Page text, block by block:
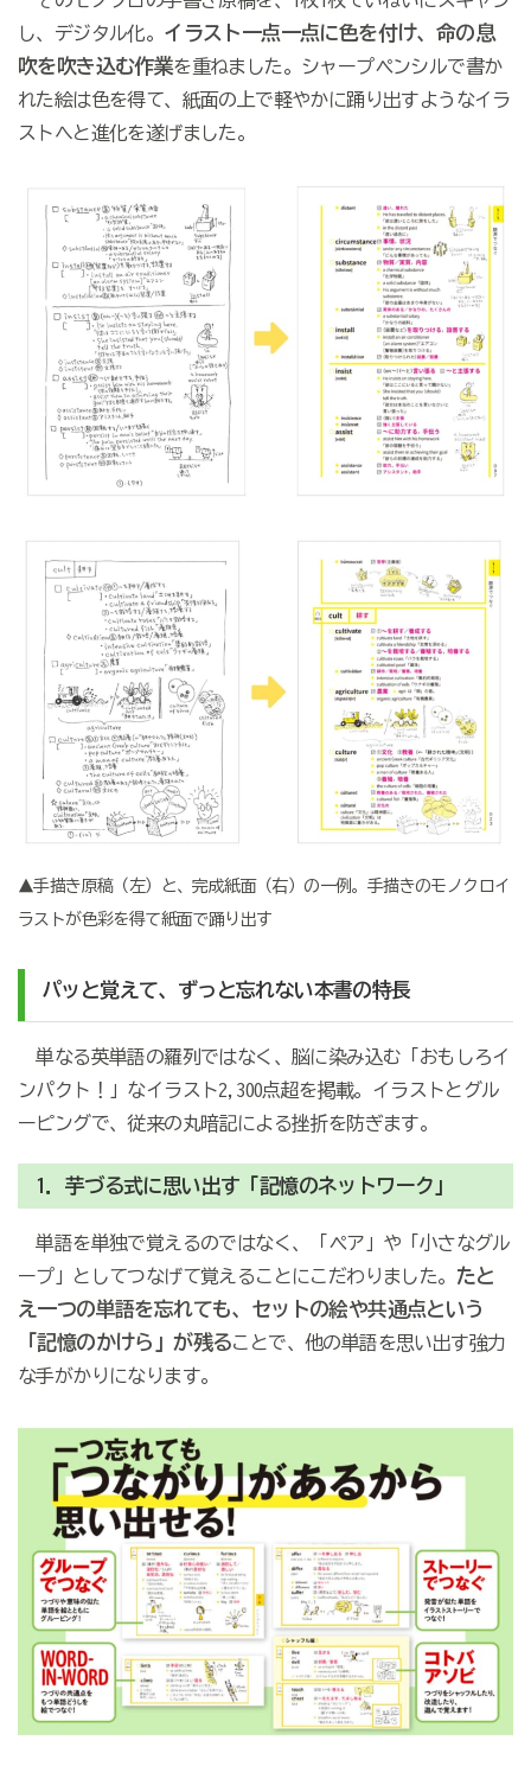
し、デジタル化。 イラスト一点一点に色を付け、命の息
吹を吹き込む作業を重ねました。シャープペンシルで書か
れた絵は色を得て、紙面の上で軽やかに踊り出すようなイラ
ストへと進化を遂げました。
▲手描き原稿（左）と、完成紙面（右）の一例。手描きのモノクロイ
ラストが色彩を得て紙面で踊り出す
パッと覚えて、ずっと忘れない本書の特長
単なる英単語の羅列ではなく、脳に染み込む「おもしろイ
ンパクト！」なイラスト2,300点超を掲載。イラストとグル
ーピングで、従来の丸暗記による挫折を防ぎます。
1．芋づる式に思い出す「記憶のネットワーク」
単語を単独で覚えるのではなく、「ペア」や「小さなグル
ープ」としてつなげて覚えることにこだわりました。 たと
え一つの単語を忘れても、セットの絵や共通点という
「記憶のかけら」が残ることで、他の単語を思い出す強力
な手がかりになります。